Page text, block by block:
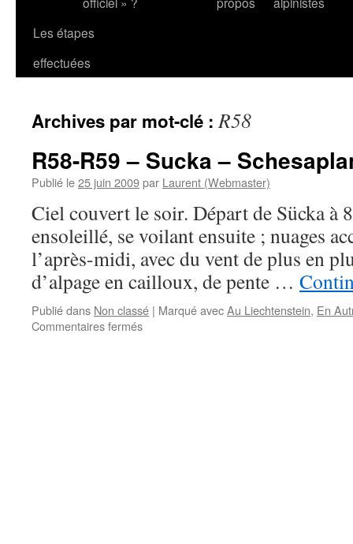
Les étapes
effectuées
Archives par mot-clé :R58
R58-R59 – Sucka –
Publié le25 juin 2009par Laurent (Webmaster)
Ciel couvert le soir. Départ de Sücka à
ensoleillé, se voilant ensuite ; nuages
l’après-midi, avec du vent de plus en
d’alpage en cailloux, de pente …
Publié dans Non classé | Marqué avecAu Liechtenstein, En
Commentaires ferméssur